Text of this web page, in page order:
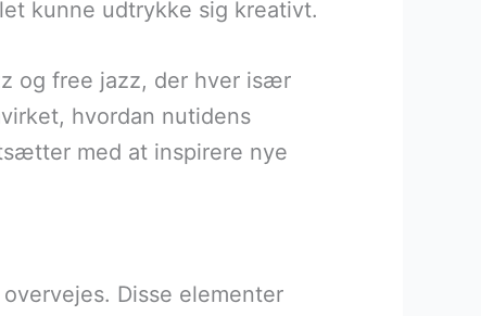
kunne udtrykke sig kreativt.
og free jazz, der hver især
hvordan nutidens
med at inspirere nye
Disse elementer